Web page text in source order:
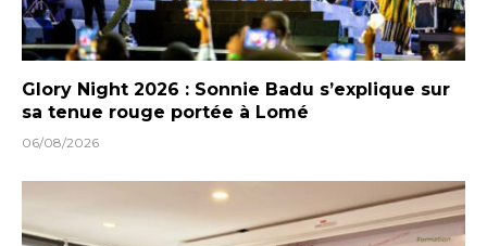
Glory Night 2026 : Sonnie Badu s’explique sur
sa tenue rouge portée à Lomé
06/08/2026